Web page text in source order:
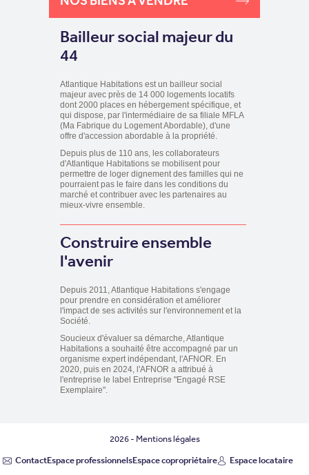
Bailleur social majeur du
44
Atlantique Habitations est un bailleur social
majeur avec près de 14 000 logements locatifs
dont 2000 places en hébergement spécifique, et
qui dispose, par l'intermédiaire de sa filiale MFLA
(Ma Fabrique du Logement Abordable), d'une
offre d'accession abordable à la propriété.
Depuis plus de 110 ans, les collaborateurs
d'Atlantique Habitations se mobilisent pour
permettre de loger dignement des familles qui ne
pourraient pas le faire dans les conditions du
marché et contribuer avec les partenaires au
mieux-vivre ensemble.
Construire ensemble
l'avenir
Depuis 2011, Atlantique Habitations s'engage
pour prendre en considération et améliorer
l'impact de ses activités sur l'environnement et la
Société.
Soucieux d'évaluer sa démarche, Atlantique
Habitations a souhaité être accompagné par un
organisme expert indépendant, l'AFNOR. En
2020, puis en 2024, l'AFNOR a attribué à
l'entreprise le label Entreprise "Engagé RSE
Exemplaire".
2026 - Mentions légales
ContactEspace professionnelsEspace copropriétaire Espace locataire